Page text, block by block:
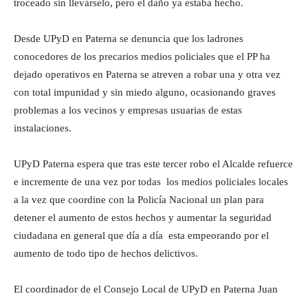
troceado sin llevárselo, pero el daño ya estaba hecho.
Desde UPyD en Paterna se denuncia que los ladrones
conocedores de los precarios medios policiales que el PP ha
dejado operativos en Paterna se atreven a robar una y otra vez
con total impunidad y sin miedo alguno, ocasionando graves
problemas a los vecinos y empresas usuarias de estas
instalaciones.
UPyD Paterna espera que tras este tercer robo el Alcalde refuerce
e incremente de una vez por todas los medios policiales locales
a la vez que coordine con la Policía Nacional un plan para
detener el aumento de estos hechos y aumentar la seguridad
ciudadana en general que día a día esta empeorando por el
aumento de todo tipo de hechos delictivos.
El coordinador de el Consejo Local de UPyD en Paterna Juan